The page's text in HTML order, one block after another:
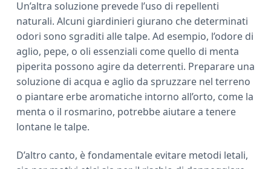
Un’altra soluzione prevede l’uso di repellenti
naturali. Alcuni giardinieri giurano che determinati
odori sono sgraditi alle talpe. Ad esempio, l’odore di
aglio, pepe, o oli essenziali come quello di menta
piperita possono agire da deterrenti. Preparare una
soluzione di acqua e aglio da spruzzare nel terreno
o piantare erbe aromatiche intorno all’orto, come la
menta o il rosmarino, potrebbe aiutare a tenere
lontane le talpe.
D’altro canto, è fondamentale evitare metodi letali,